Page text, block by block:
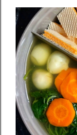
s
t
i
n
g
a
n